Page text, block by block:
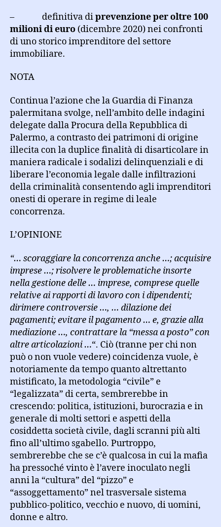
– definitiva diprevenzione per oltre 100
milioni di euro (dicembre 2020) nei confronti
di uno storico imprenditore del settore
immobiliare.
NOTA
Continua l’azione che la Guardia di Finanza
palermitana svolge, nell’ambito delle indagini
delegate dalla Procura della Repubblica di
Palermo, a contrasto dei patrimoni di origine
illecita con la duplice finalità di disarticolare in
maniera radicale i sodalizi delinquenziali e di
liberare l’economia legale dalle infiltrazioni
della criminalità consentendo agli imprenditori
onesti di operare in regime di leale
concorrenza.
L’OPINIONE
“… scoraggiare la concorrenza anche …; acquisire
imprese …; risolvere le problematiche insorte
nella gestione delle … imprese, comprese quelle
relative ai rapporti di lavoro con i dipendenti;
dirimere controversie …, … dilazione dei
pagamenti; evitare il pagamento … e, grazie alla
mediazione …, contrattare la “messa a posto” con
altre articolazioni …“. Ciò (tranne per chi non
può o non vuole vedere) coincidenza vuole, è
notoriamente da tempo quanto altrettanto
mistificato, la metodologia “civile” e
“legalizzata” di certa, sembrerebbe in
crescendo: politica, istituzioni, burocrazia e in
generale di molti settori e aspetti della
cosiddetta società civile, dagli scranni più alti
fino all’ultimo sgabello. Purtroppo,
sembrerebbe che se c’è qualcosa in cui la mafia
ha pressoché vinto è l’avere inoculato negli
anni la “cultura” del “pizzo” e
“assoggettamento” nel trasversale sistema
pubblico-politico, vecchio e nuovo, di uomini,
donne e altro.